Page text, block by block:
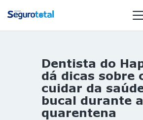
NOTÍCIAS
REVISTA
ESPECIAIS
GAIVOTA DE
Dentista do
dá dicas sobre
cuidar da
bucal durante a
quarentena